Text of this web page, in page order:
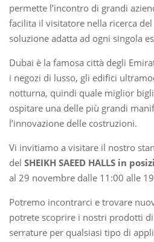
permette l’incontro di grandi
facilita il visitatore nella ricerca
soluzione adatta ad ogni singola
Dubai è la famosa città degli
i negozi di lusso, gli edifici
notturna, quindi quale miglior
ospitare una delle più grandi
l’innovazione delle costruzioni.
Vi invitiamo a visitare il nostro
del SHEIKH SAEED HALLS in
al 29 novembre dalle 11:00 alle
Potremo incontrarci e trovare
potrete scoprire i nostri prodotti di
serrature per qualsiasi tipo di